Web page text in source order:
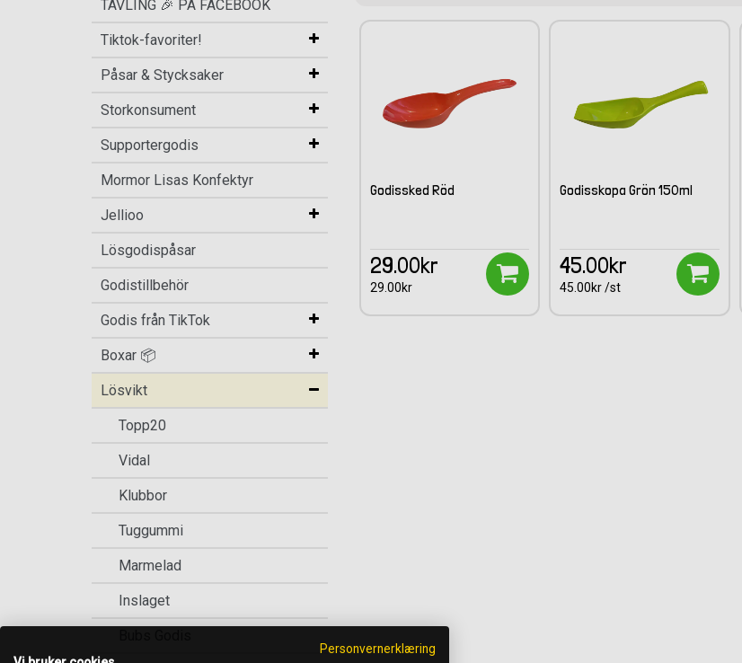
TÄVLING 🎉 PÅ FACEBOOK
Tiktok-favoriter!
Påsar & Stycksaker
Storkonsument
Supportergodis
Mormor Lisas Konfektyr
Jellioo
Lösgodispåsar
Godistillbehör
Godis från TikTok
Boxar 📦
Lösvikt
Topp20
Vidal
Klubbor
Tuggummi
Marmelad
Inslaget
Godissked Röd
29.00kr
29.00kr
Godisskopa Grön 150ml
45.00kr
45.00kr /st
Personvernerklæring